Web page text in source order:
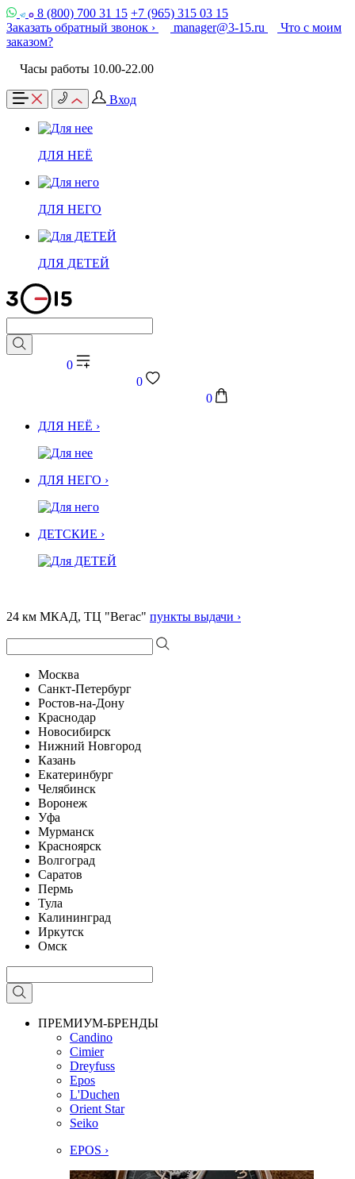
8 (800) 700 31 15 +7 (965) 315 03 15
Заказать обратный звонок ›
manager@3-15.ru
Что с моим
заказом?
Часы работы 10.00-22.00
Вход
ДЛЯ НЕЁ
ДЛЯ НЕГО
ДЛЯ ДЕТЕЙ
0
0
0
ДЛЯ НЕЁ ›
ДЛЯ НЕГО ›
ДЕТСКИЕ ›
24 км МКАД, ТЦ "Вегас" пункты выдачи ›
Москва
Санкт-Петербург
Ростов-на-Дону
Краснодар
Новосибирск
Нижний Новгород
Казань
Екатеринбург
Челябинск
Воронеж
Уфа
Мурманск
Красноярск
Волгоград
Саратов
Пермь
Тула
Калининград
Иркутск
Омск
ПРЕМИУМ-БРЕНДЫ
Candino
Cimier
Dreyfuss
Epos
L'Duchen
Orient Star
Seiko
EPOS ›